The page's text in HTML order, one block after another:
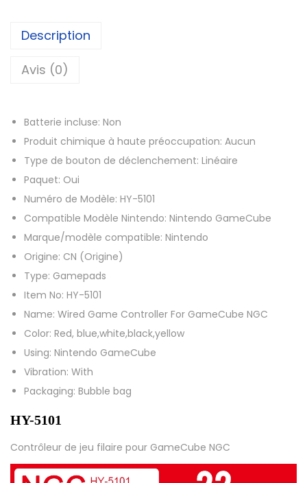
M
e
t
t
e
d
e
j
e
u
f
i
l
a
i
r
o
u
Description
Avis (0)
Batterie incluse: Non
Produit chimique à haute préoccupation: Aucun
Type de bouton de déclenchement: Linéaire
Paquet: Oui
Numéro de Modèle: HY-5101
Compatible Modèle Nintendo: Nintendo GameCube
Marque/modèle compatible: Nintendo
Origine: CN (Origine)
Type: Gamepads
Item No: HY-5101
Name: Wired Game Controller For GameCube NGC
Color: Red, blue,white,black,yellow
Using: Nintendo GameCube
Vibration: With
Packaging: Bubble bag
HY-5101
Contrôleur de jeu filaire pour GameCube NGC